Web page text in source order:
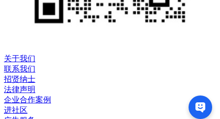
关于我们
联系我们
招贤纳士
法律声明
企业合作案例
进社区